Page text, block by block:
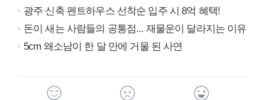
광주 신축 펜트하우스 선착순 입주 시 8억 혜택!
돈이 새는 사람들의 공통점... 재물운이 달라지는 이유
5cm 왜소남이 한 달 만에 거물 된 사연